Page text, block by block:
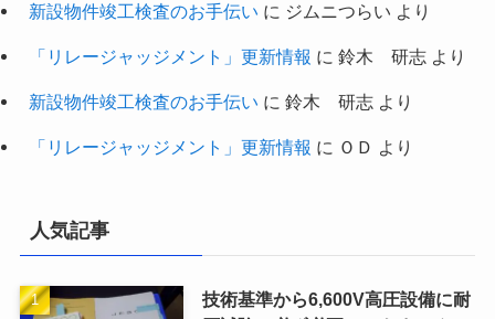
新設物件竣工検査のお手伝い に ジムニつらい より
「リレージャッジメント」更新情報 に 鈴木 研志より
新設物件竣工検査のお手伝い に 鈴木 研志より
「リレージャッジメント」更新情報 に ＯＤ より
人気記事
技術基準から6,600V高圧設備に耐